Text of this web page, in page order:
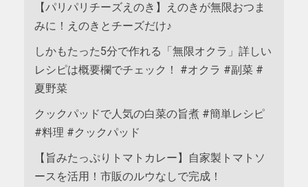
【パリパリチーズえのき】えのきが無限おつま
みに！えのきとチーズだけ♪
しかもたった5分で作れる「無限オクラ」詳しい
レシピは概要欄でチェック！ #オクラ #副菜 #
夏野菜
クックパッドで人気の白菜の旨煮 #簡単レシピ
#料理 #クックパッド
【旨みたっぷりトマトカレー】自家製トマトソ
ースを活用！市販のルウなしで完成！